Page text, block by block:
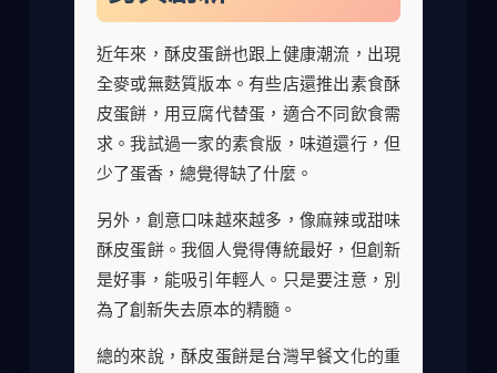
近年來，酥皮蛋餅也跟上健康潮流，出現
全麥或無麩質版本。有些店還推出素食酥
皮蛋餅，用豆腐代替蛋，適合不同飲食需
求。我試過一家的素食版，味道還行，但
少了蛋香，總覺得缺了什麼。
另外，創意口味越來越多，像麻辣或甜味
酥皮蛋餅。我個人覺得傳統最好，但創新
是好事，能吸引年輕人。只是要注意，別
為了創新失去原本的精髓。
總的來說，酥皮蛋餅是台灣早餐文化的重